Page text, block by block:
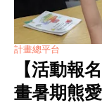
計畫總平台
【活動報
畫暑期熊